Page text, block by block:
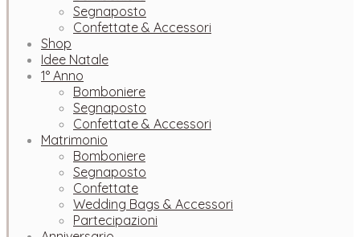
Segnaposto
Confettate & Accessori
Shop
Idee Natale
1° Anno
Bomboniere
Segnaposto
Confettate & Accessori
Matrimonio
Bomboniere
Segnaposto
Confettate
Wedding Bags & Accessori
Partecipazioni